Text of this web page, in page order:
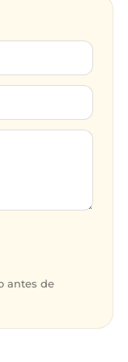
antes de